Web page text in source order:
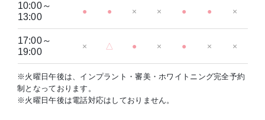
10:00～
13:00
● ● × × ● ● ×
17:00～
19:00
× △ ● × ● × ×
※火曜日午後は、インプラント・審美・ホワイトニング完全予約
制となっております。
※火曜日午後は電話対応はしておりません。